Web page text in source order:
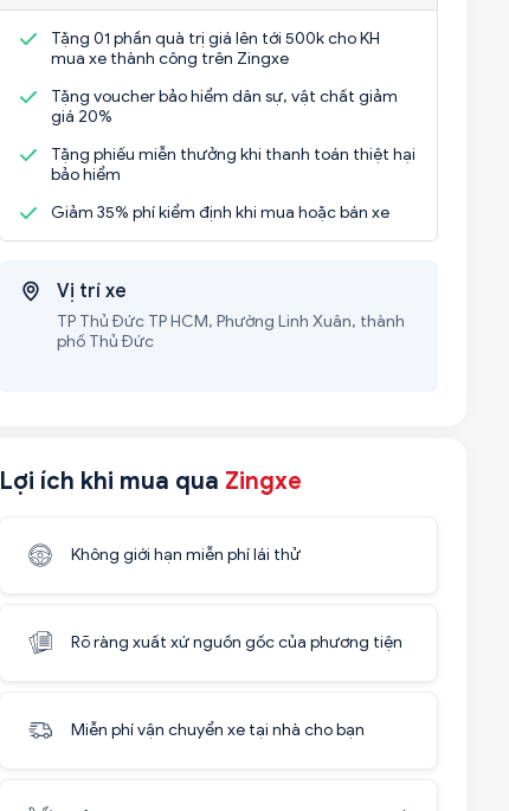
Tặng 01 phần quà trị giá lên tới 500k cho KH
mua xe thành công trên Zingxe
Tặng voucher bảo hiểm dân sự, vật chất giảm
giá 20%
Tặng phiếu miễn thưởng khi thanh toán thiệt hại
bảo hiểm
Giảm 35% phí kiểm định khi mua hoặc bán xe
Vị trí xe
TP Thủ Đức TP HCM, Phường Linh Xuân, thành
phố Thủ Đức
Lợi ích khi mua qua Zingxe
Không giới hạn miễn phí lái thử
Rõ ràng xuất xứ nguồn gốc của phương tiện
Miễn phí vận chuyển xe tại nhà cho bạn